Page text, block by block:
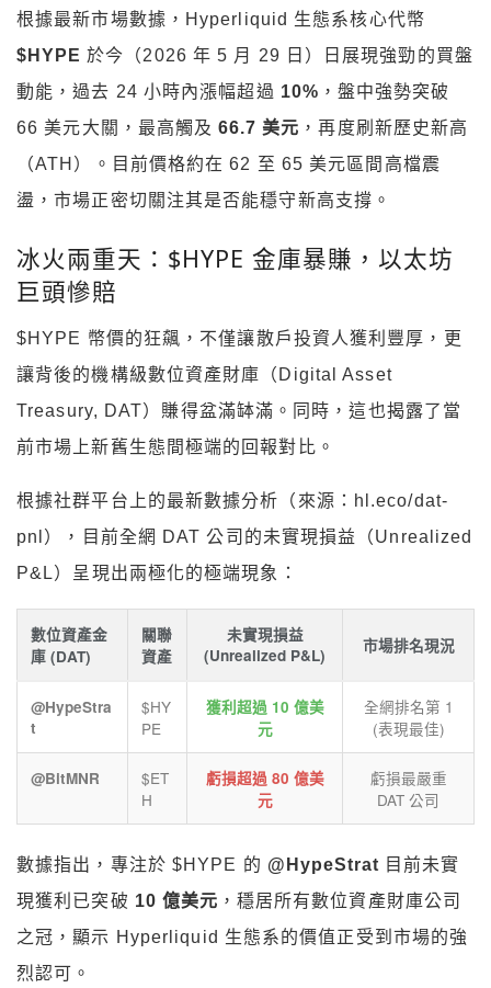
根據最新市場數據，Hyperliquid 生態系核心代幣
$HYPE 於今（2026 年 5 月 29 日）日展現強勁的買盤
動能，過去 24 小時內漲幅超過 10% ，盤中強勢突破
66 美元大關，最高觸及66.7 美元 ，再度刷新歷史新高
（ATH）。目前價格約在 62 至 65 美元區間高檔震
盪，市場正密切關注其是否能穩守新高支撐。
冰火兩重天：$HYPE 金庫暴賺，以太坊
巨頭慘賠
$HYPE 幣價的狂飆，不僅讓散戶投資人獲利豐厚，更
讓背後的機構級數位資產財庫（Digital Asset
Treasury, DAT）賺得盆滿缽滿。同時，這也揭露了當
前市場上新舊生態間極端的回報對比。
根據社群平台上的最新數據分析（來源：hl.eco/dat-
pnl），目前全網 DAT 公司的未實現損益（Unrealized
P&L）呈現出兩極化的極端現象：
數位資產金
庫 (DAT)
關聯
資產
未實現損益
(Unrealized P&L)
市場排名現況
@HypeStra
t
$HY
PE
獲利超過 10 億美
元
全網排名第 1
(表現最佳)
@BitMNR
$ET
H
虧損超過 80 億美
元
虧損最嚴重
DAT 公司
數據指出，專注於 $HYPE 的 @HypeStrat 目前未實
現獲利已突破 10 億美元 ，穩居所有數位資產財庫公司
之冠，顯示 Hyperliquid 生態系的價值正受到市場的強
烈認可。